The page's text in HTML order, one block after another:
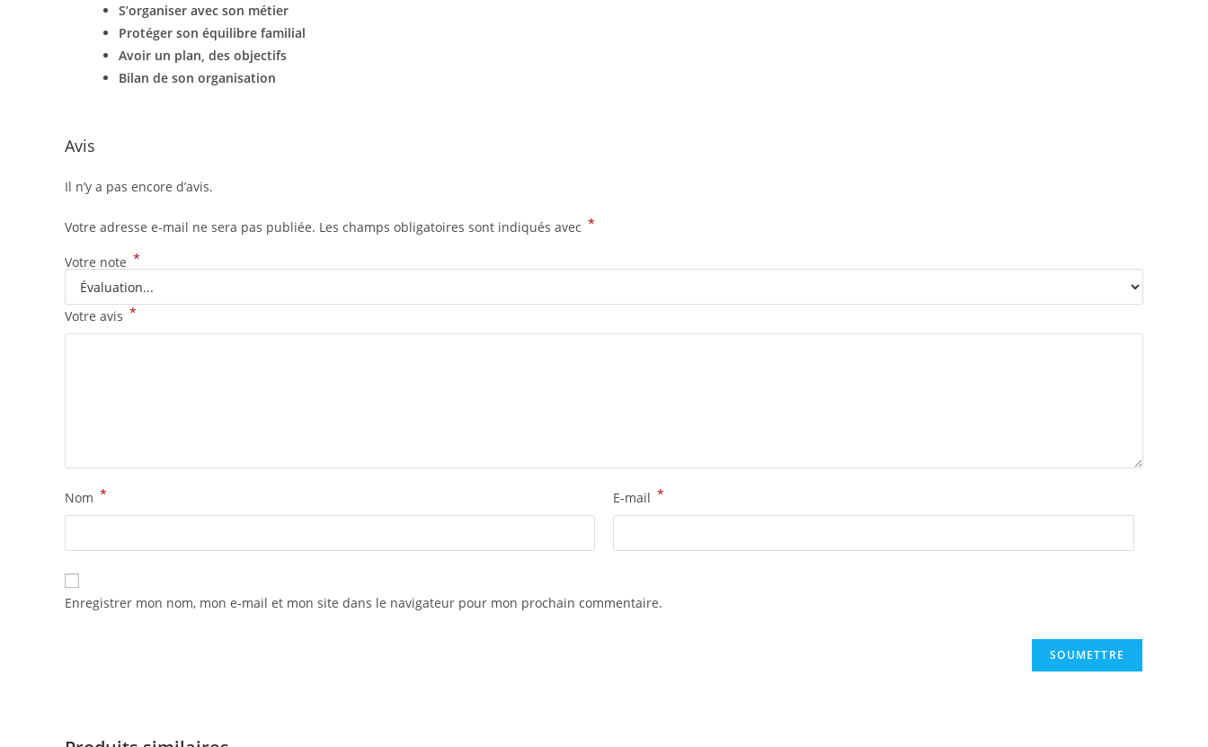
S’organiser avec son métier
Protéger son équilibre familial
Avoir un plan, des objectifs
Bilan de son organisation
Avis
Il n’y a pas encore d’avis.
Votre adresse e-mail ne sera pas publiée. Les champs obligatoires sont indiqués avec *
Votre note *
Votre avis *
Nom * E-mail *
Enregistrer mon nom, mon e-mail et mon site dans le navigateur pour mon prochain commentaire.